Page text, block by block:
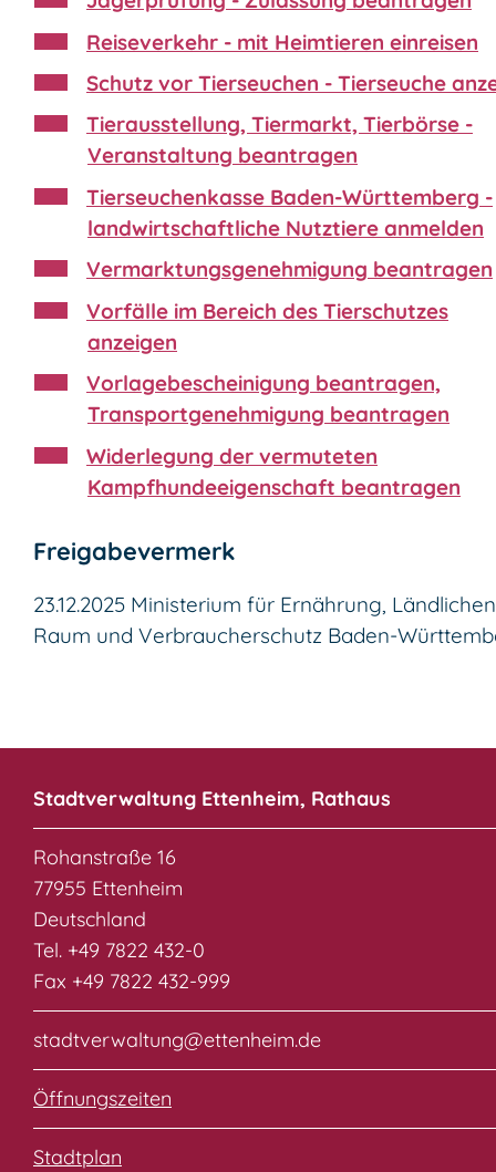
Reiseverkehr - mit Heimtieren einreisen
Schutz vor Tierseuchen - Tierseuche
Tierausstellung, Tiermarkt, Tierbörse -
Veranstaltung beantragen
Tierseuchenkasse Baden-Württemberg -
landwirtschaftliche Nutztiere anmelden
Vermarktungsgenehmigung beantragen
Vorfälle im Bereich des Tierschutzes
anzeigen
Vorlagebescheinigung beantragen,
Transportgenehmigung beantragen
Widerlegung der vermuteten
Kampfhundeeigenschaft beantragen
Freigabevermerk
23.12.2025 Ministerium für Ernährung, Ländlichen
Raum und Verbraucherschutz Baden-
Stadtverwaltung Ettenheim, Rathaus
Rohanstraße 16
77955 Ettenheim
Deutschland
Tel. +49 7822 432-0
Fax +49 7822 432-999
stadtverwaltung@ettenheim.de
Öffnungszeiten
Stadtplan